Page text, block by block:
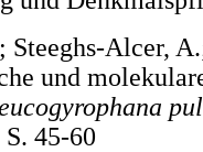
Alcer,
und
45-60